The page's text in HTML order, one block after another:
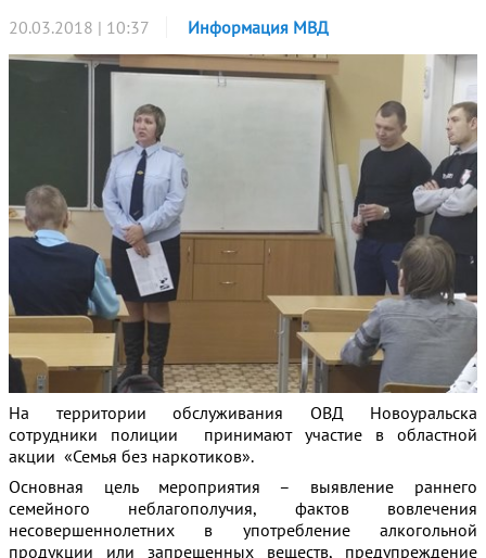
20.03.2018 | 10:37 Информация МВД
На территории обслуживания ОВД Новоуральска
сотрудники полиции принимают участие в областной
акции «Семья без наркотиков».
Основная цель мероприятия – выявление раннего
семейного неблагополучия, фактов вовлечения
несовершеннолетних в употребление алкогольной
продукции или запрещенных веществ, предупреждение